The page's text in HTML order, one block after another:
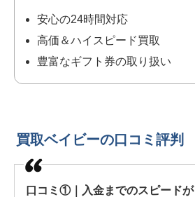
安心の24時間対応
高価＆ハイスピード買取
豊富なギフト券の取り扱い
買取ベイビーの口コミ評判
口コミ①｜入金までのスピードが